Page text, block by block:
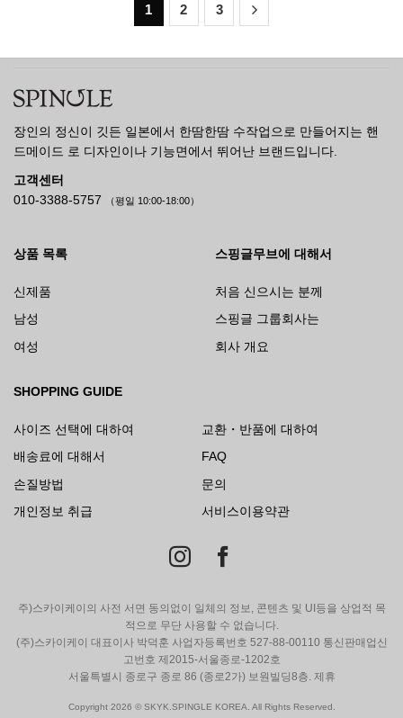
1 2 3
장인의 정신이 깃든 일본에서 한땀한땀 수작업으로 만들어지는 핸
드메이드 로 디자인이나 기능면에서 뛰어난 브랜드입니다.
고객센터
010-3388-5757
（평일 10:00-18:00）
상품 목록
신제품
남성
여성
스핑글무브에 대해서
처음 신으시는 분께
스핑글 그룹회사는
회사 개요
SHOPPING GUIDE
사이즈 선택에 대하여
교환・반품에 대하여
배송료에 대해서
FAQ
손질방법
문의
개인정보 취급
서비스이용약관
주)스카이케이의 사전 서면 동의없이 일체의 정보, 콘텐츠 및 UI등을 상업적 목
적으로 무단 사용할 수 없습니다.
(주)스카이케이 대표이사 박덕훈 사업자등록번호 527-88-00110 통신판매업신
고번호 제2015-서울종로-1202호
서울특별시 종로구 종로 86 (종로2가) 보원빌딩8층. 제휴
Copyright 2026 © SKYK.SPINGLE KOREA. All Rights Reserved.